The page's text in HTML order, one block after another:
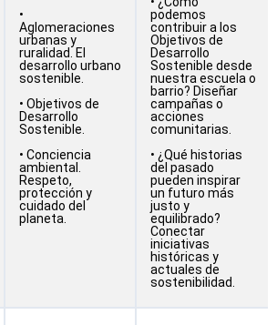
•
Aglomeraciones
urbanas y
ruralidad. El
desarrollo urbano
sostenible.
• Objetivos de
Desarrollo
Sostenible.
• Conciencia
ambiental.
Respeto,
protección y
cuidado del
planeta.
podemos
contribuir a los
Objetivos de
Desarrollo
Sostenible desde
nuestra escuela o
barrio? Diseñar
campañas o
acciones
comunitarias.
• ¿Qué historias
del pasado
pueden inspirar
un futuro más
justo y
equilibrado?
Conectar
iniciativas
históricas y
actuales de
sostenibilidad.